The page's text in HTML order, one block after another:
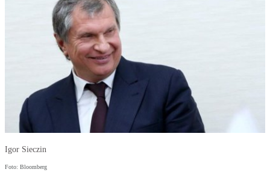
Igor Sieczin
Foto: Bloomberg